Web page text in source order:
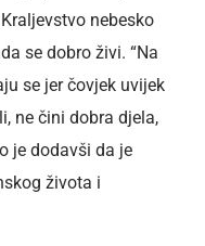
nebesko
se dobro živi. “Na
se jer čovjek uvijek
ne čini dobra djela,
je dodavši da je
života i